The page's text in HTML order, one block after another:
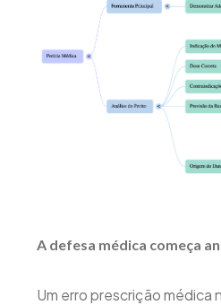
A defesa médica começa
Um erro prescrição médica